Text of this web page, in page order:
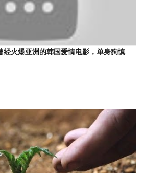
经火爆亚洲的韩国爱情电影，单身狗慎